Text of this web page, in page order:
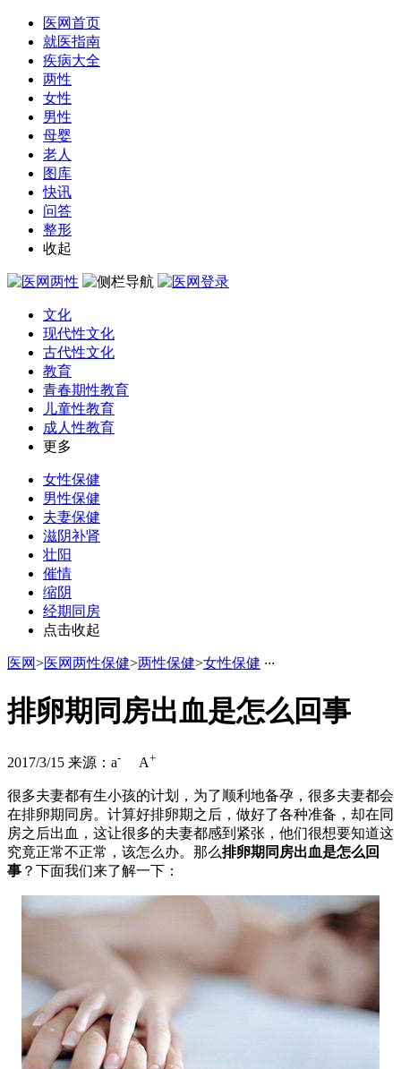
医网首页
就医指南
疾病大全
两性
女性
男性
母婴
老人
图库
快讯
问答
整形
收起
文化
现代性文化
古代性文化
教育
青春期性教育
儿童性教育
成人性教育
更多
女性保健
男性保健
夫妻保健
滋阴补肾
壮阳
催情
缩阴
经期同房
点击收起
医网>医网两性保健>两性保健>女性保健 ···
排卵期同房出血是怎么回事
2017/3/15 来源： a- A+
很多夫妻都有生小孩的计划，为了顺利地备孕，很多夫妻都会
在排卵期同房。计算好排卵期之后，做好了各种准备，却在同
房之后出血，这让很多的夫妻都感到紧张，他们很想要知道这
究竟正常不正常，该怎么办。那么排卵期同房出血是怎么回
事 ？下面我们来了解一下：